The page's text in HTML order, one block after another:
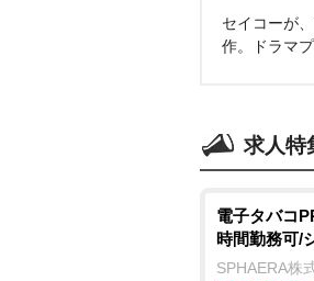
セイコーが
作。ドラマ
求人特
電子タバコ
時間勤務可/
SPHAERA株